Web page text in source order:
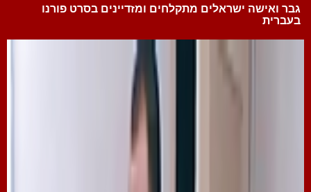
גבר ואישה ישראלים מתקלחים ומזדיינים בסרט פורנו
בעברית